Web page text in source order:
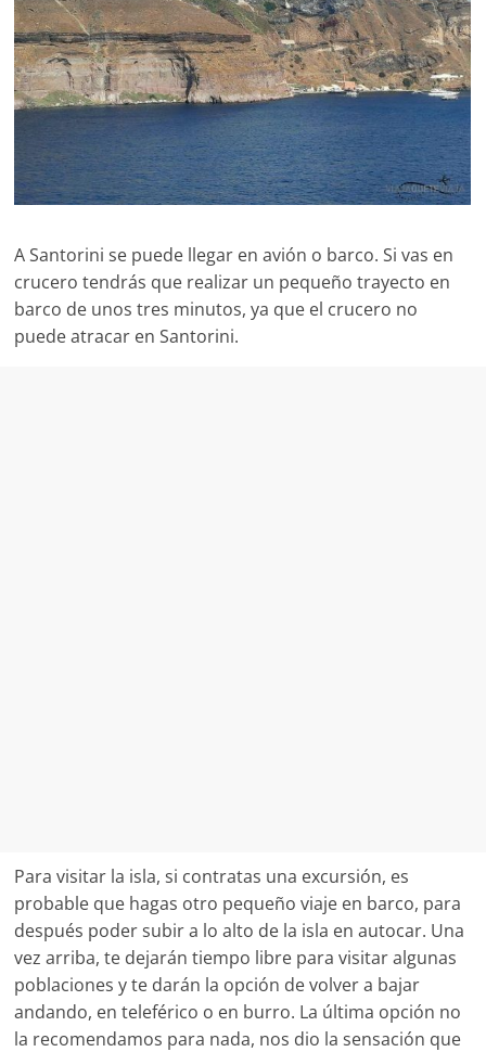
para
viajar
a
destinos
de
mundo.
con
y
senderos
para
A Santorini se puede llegar en avión o barco. Si vas en
crucero tendrás que realizar un pequeño trayecto en
barco de unos tres minutos, ya que el crucero no
puede atracar en Santorini.
Para visitar la isla, si contratas una excursión, es
probable que hagas otro pequeño viaje en barco, para
después poder subir a lo alto de la isla en autocar. Una
vez arriba, te dejarán tiempo libre para visitar algunas
poblaciones y te darán la opción de volver a bajar
andando, en teleférico o en burro. La última opción no
la recomendamos para nada, nos dio la sensación que